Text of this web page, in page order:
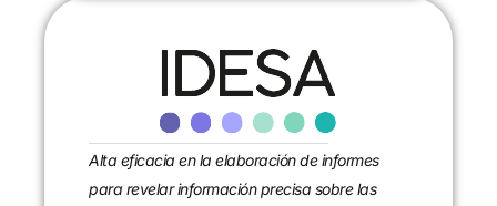
Alta eficacia en la elaboración de informes
para revelar información precisa sobre las